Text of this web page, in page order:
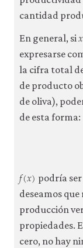
cantidad
En general, si 𝑥
expresarse
la cifra total
de producto
de oliva),
de esta forma:
𝑓(𝑥)
f( ) podría
deseamos
producción
propiedades.
cero, no hay